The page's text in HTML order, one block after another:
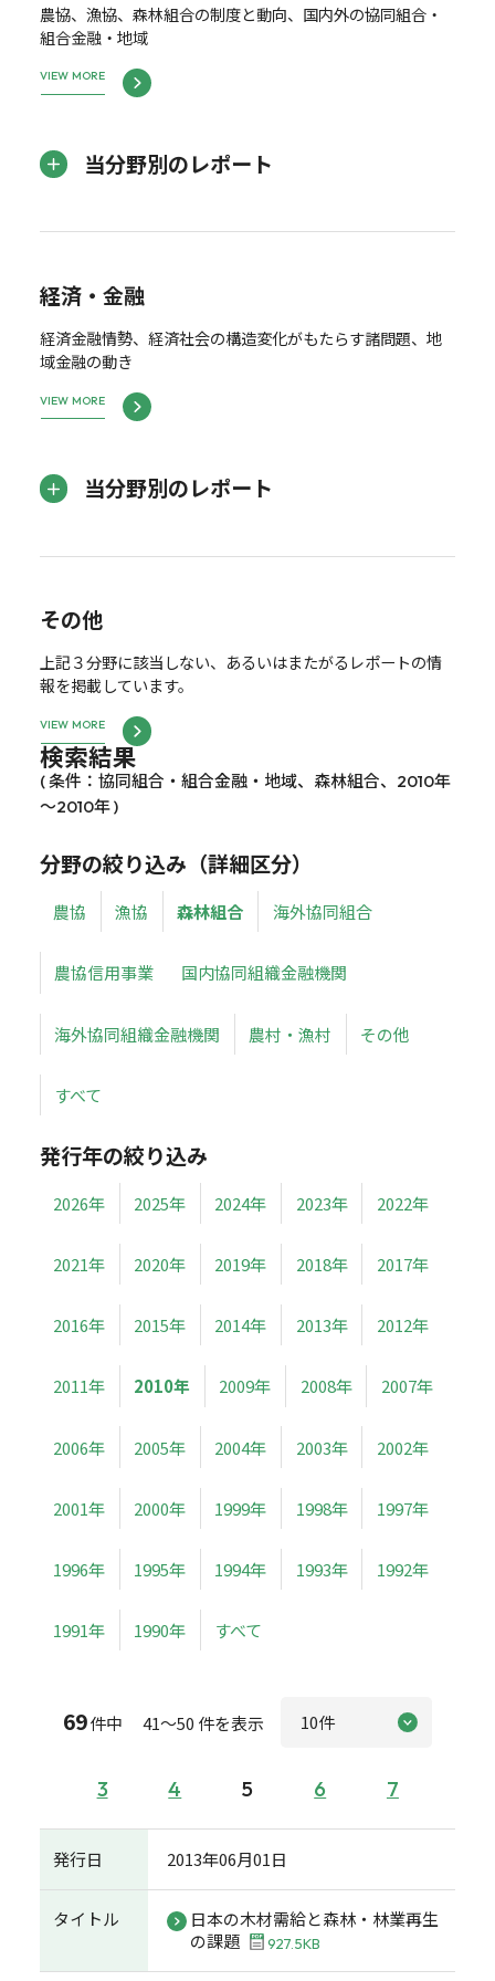
農協、漁協、森林組合の制度と動向、国内外の協同組合・
組合金融・地域
VIEW MORE
当分野別のレポート
経済・金融
経済金融情勢、経済社会の構造変化がもたらす諸問題、地
域金融の動き
VIEW MORE
当分野別のレポート
その他
上記３分野に該当しない、あるいはまたがるレポートの情
報を掲載しています。
VIEW MORE
検索結果
( 条件：協同組合・組合金融・地域、森林組合、2010年
～2010年 )
分野の絞り込み（詳細区分）
農協 漁協 森林組合 海外協同組合
農協信用事業 国内協同組織金融機関
海外協同組織金融機関 農村・漁村 その他
すべて
発行年の絞り込み
2026年 2025年 2024年 2023年 2022年
2021年 2020年 2019年 2018年 2017年
2016年 2015年 2014年 2013年 2012年
2011年 2010年 2009年 2008年 2007年
2006年 2005年 2004年 2003年 2002年
2001年 2000年 1999年 1998年 1997年
1996年 1995年 1994年 1993年 1992年
1991年 1990年 すべて
69件中 41～50 件を表示
3 4 5 6 7
発行日 2013年06月01日
タイトル
日本の木材需給と森林・林業再生
の課題
927.5KB